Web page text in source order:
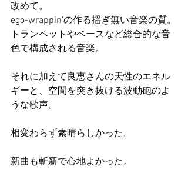
改めて。
ego-wrappin'の作る揺ぎ無い音楽の質。
トランペットやベースなど総合的な音
色で構成される音楽。
それに加えて良恵さんの天性のエネル
ギーと、空間を突き抜ける波動砲のよ
うな歌声。
相変わらず素晴らしかった。
新曲も斬新で心地よかった。